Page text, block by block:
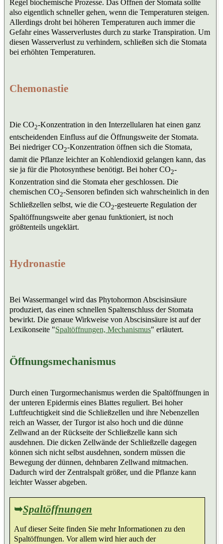
Regel biochemische Prozesse. Das Öffnen der Stomata sollte
also eigentlich schneller gehen, wenn die Temperaturen steigen.
Allerdings droht bei höheren Temperaturen auch immer die
Gefahr eines Wasserverlustes durch zu starke Transpiration. Um
diesen Wasserverlust zu verhindern, schließen sich die Stomata
bei erhöhten Temperaturen.
Chemonastie
Die CO2-Konzentration in den Interzellularen hat einen ganz
entscheidenden Einfluss auf die Öffnungsweite der Stomata.
Bei niedriger CO2-Konzentration öffnen sich die Stomata,
damit die Pflanze leichter an Kohlendioxid gelangen kann, das
sie ja für die Photosynthese benötigt. Bei hoher CO2-
Konzentration sind die Stomata eher geschlossen. Die
chemischen CO2-Sensoren befinden sich wahrscheinlich in den
Schließzellen selbst, wie die CO2-gesteuerte Regulation der
Spaltöffnungsweite aber genau funktioniert, ist noch
größtenteils ungeklärt.
Hydronastie
Bei Wassermangel wird das Phytohormon Abscisinsäure
produziert, das einen schnellen Spaltenschluss der Stomata
bewirkt. Die genaue Wirkweise von Abscisinsäure ist auf der
Lexikonseite "Spaltöffnungen, Mechanismus" erläutert.
Öffnungsmechanismus
Durch einen Turgormechanismus werden die Spaltöffnungen in
der unteren Epidermis eines Blattes reguliert. Bei hoher
Luftfeuchtigkeit sind die Schließzellen und ihre Nebenzellen
reich an Wasser, der Turgor ist also hoch und die dünne
Zellwand an der Rückseite der Schließzelle kann sich
ausdehnen. Die dicken Zellwände der Schließzelle dagegen
können sich nicht selbst ausdehnen, sondern müssen die
Bewegung der dünnen, dehnbaren Zellwand mitmachen.
Dadurch wird der Zentralspalt größer, und die Pflanze kann
leichter Wasser abgeben.
➥Spaltöffnungen
Auf dieser Seite finden Sie mehr Informationen zu den
Spaltöffnungen. Vor allem wird hier auch der